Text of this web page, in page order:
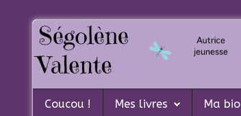
Coucou !
Coucou ! Mes livres Ma bio